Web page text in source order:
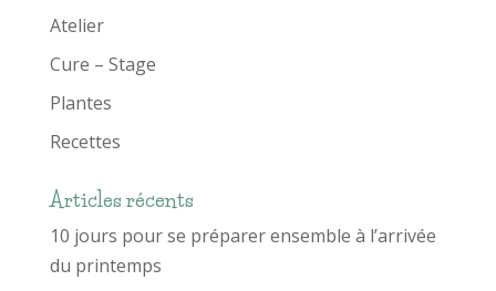
Atelier
Cure – Stage
Plantes
Recettes
Articles récents
10 jours pour se préparer ensemble à l’arrivée
du printemps